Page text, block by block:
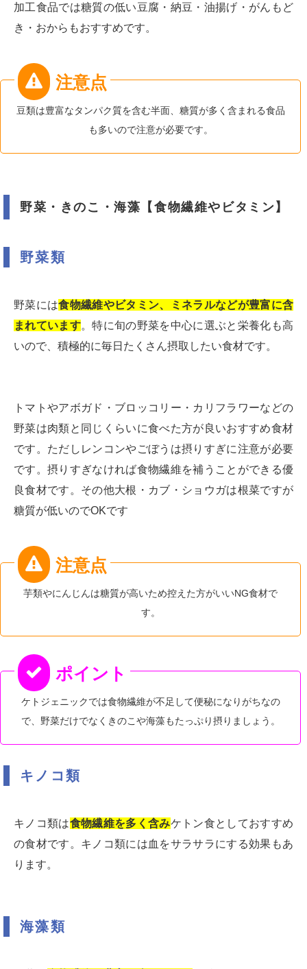
加工食品では糖質の低い豆腐・納豆・油揚げ・がんもど
き・おからもおすすめです。
豆類は豊富なタンパク質を含む半面、糖質が多く含まれる食品
も多いので注意が必要です。
野菜・きのこ・海藻【食物繊維やビタミン】
野菜類
野菜には食物繊維やビタミン、ミネラルなどが豊富に含
まれています。特に旬の野菜を中心に選ぶと栄養化も高
いので、積極的に毎日たくさん摂取したい食材です。
トマトやアボガド・ブロッコリー・カリフラワーなどの
野菜は肉類と同じくらいに食べた方が良いおすすめ食材
です。ただしレンコンやごぼうは摂りすぎに注意が必要
です。摂りすぎなければ食物繊維を補うことができる優
良食材です。その他大根・カブ・ショウガは根菜ですが
糖質が低いのでOKです
芋類やにんじんは糖質が高いため控えた方がいいNG食材で
す。
ケトジェニックでは食物繊維が不足して便秘になりがちなの
で、野菜だけでなくきのこや海藻もたっぷり摂りましょう。
キノコ類
キノコ類は食物繊維を多く含みケトン食としておすすめ
の食材です。キノコ類には血をサラサラにする効果もあ
ります。
海藻類